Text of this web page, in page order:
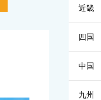
宮城
山形
福島
栃木
群馬
埼玉
千葉
新潟
富山
石川
福井
近畿
滋賀
京都
大阪
四国
徳島
香川
中国
鳥取
九州